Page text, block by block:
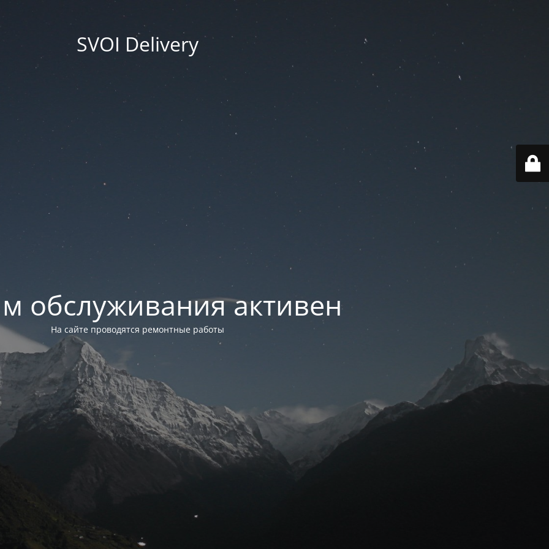
SVOI Delivery
обслуживания активен
На сайте проводятся ремонтные работы